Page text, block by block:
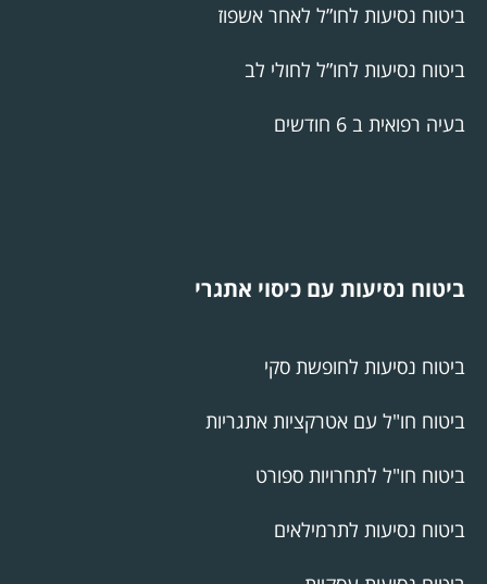
ביטוח נסיעות לחו”ל לאחר אשפוז
ביטוח נסיעות לחו”ל לחולי לב
בעיה רפואית ב 6 חודשים
ביטוח נסיעות עם כיסוי אתגרי
ביטוח נסיעות לחופשת סקי
ביטוח חו"ל עם אטרקציות אתגריות
ביטוח חו"ל לתחרויות ספורט
ביטוח נסיעות לתרמילאים